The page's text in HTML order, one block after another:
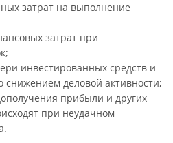
затрат на выполнение
затрат при
инвестированных средств и
снижением деловой активности;
прибыли и других
при неудачном